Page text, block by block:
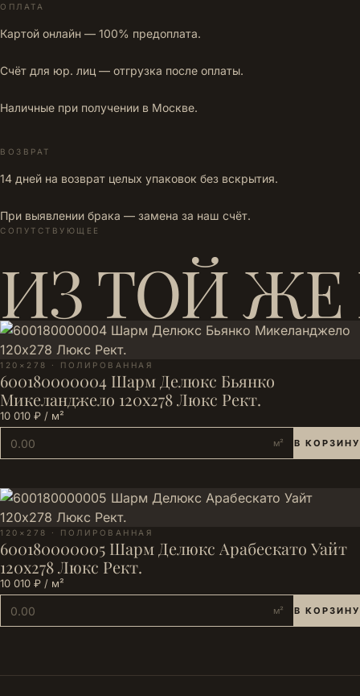
ОПЛАТА
Картой онлайн — 100% предоплата.
Счёт для юр. лиц — отгрузка после оплаты.
Наличные при получении в Москве.
ВОЗВРАТ
14 дней на возврат целых упаковок без вскрытия.
При выявлении брака — замена за наш счёт.
СОПУТСТВУЮЩЕЕ
ИЗ ТОЙ ЖЕ
120×278 · ПОЛИРОВАННАЯ
600180000004 Шарм Делюкс Бьянко
Микеланджело 120х278 Люкс Рект.
10 010 ₽ / м²
м² В КОРЗИНУ
120×278 · ПОЛИРОВАННАЯ
600180000005 Шарм Делюкс Арабескато Уайт
120х278 Люкс Рект.
10 010 ₽ / м²
м² В КОРЗИНУ